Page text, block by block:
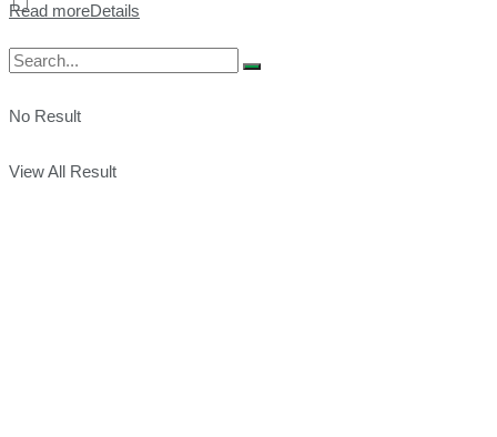
No Result
View All Result
Read moreDetails